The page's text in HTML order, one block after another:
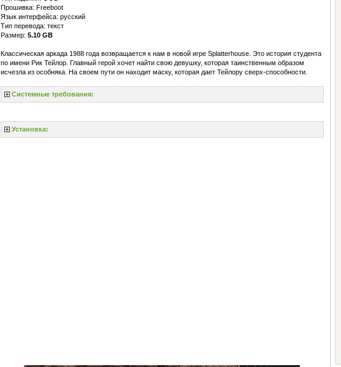
Прошивка: Freeboot
Язык интерфейса: русский
Тип перевода: текст
Размер: 5.10 GB
Классическая аркада 1988 года возвращается к нам в новой игре Splatterhouse. Это история студента
по имени Рик Тейлор. Главный герой хочет найти свою девушку, которая таинственным образом
исчезла из особняка. На своем пути он находит маску, которая дает Тейлору сверх-способности.
Системные требования:
Установка: